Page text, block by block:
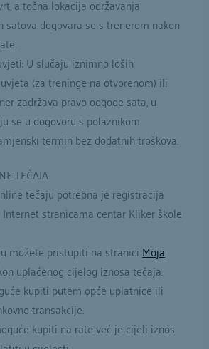
a točna lokacija održavanja
satova dogovara se s trenerom nakon
U slučaju iznimno loših
(za treninge na otvorenom) ili
zadržava pravo odgode sata, u
se u dogovoru s polaznikom
termin bez dodatnih troškova.
TEČAJA
tečaju potrebna je registracija
stranicama centar Kliker škole
možete pristupiti na stranici Moja
uplaćenog cijelog iznosa tečaja.
kupiti putem opće uplatnice ili
transakcije.
kupiti na rate već je cijeli iznos